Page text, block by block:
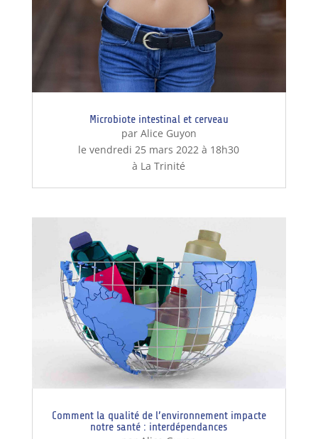
Microbiote intestinal et cerveau
par Alice Guyon
le vendredi 25 mars 2022 à 18h30
à La Trinité
Comment la qualité de l’environnement impacte
notre santé : interdépendances